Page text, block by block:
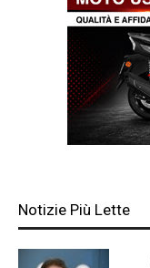
Notizie Più Lette